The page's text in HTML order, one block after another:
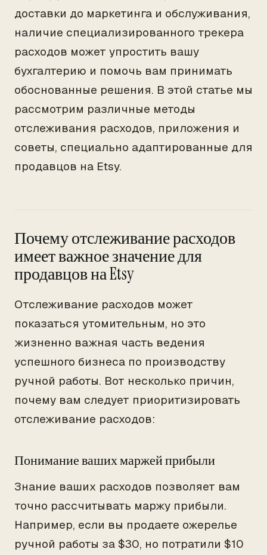
доставки до маркетинга и обслуживания,
наличие специализированного трекера
расходов может упростить вашу
бухгалтерию и помочь вам принимать
обоснованные решения. В этой статье мы
рассмотрим различные методы
отслеживания расходов, приложения и
советы, специально адаптированные для
продавцов на Etsy.
Почему отслеживание расходов
имеет важное значение для
продавцов на Etsy
Отслеживание расходов может
показаться утомительным, но это
жизненно важная часть ведения
успешного бизнеса по производству
ручной работы. Вот несколько причин,
почему вам следует приоритизировать
отслеживание расходов:
Понимание ваших маржей прибыли
Знание ваших расходов позволяет вам
точно рассчитывать маржу прибыли.
Например, если вы продаете ожерелье
ручной работы за $30, но потратили $10